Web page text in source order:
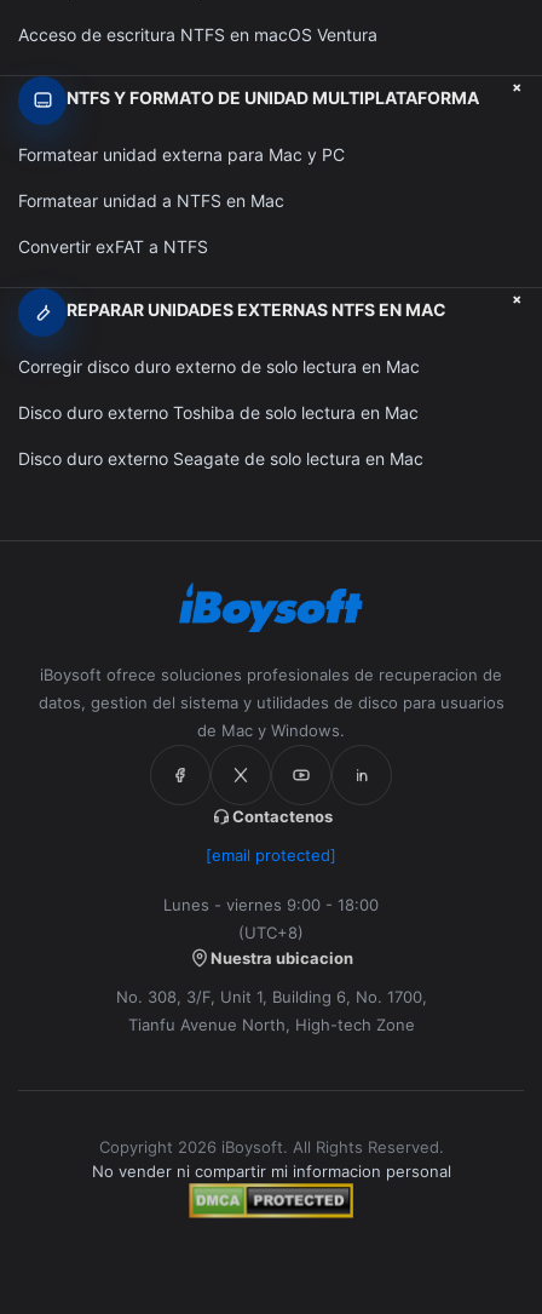
Acceso de escritura NTFS en macOS Ventura
NTFS Y FORMATO DE UNIDAD MULTIPLATAFORMA +
Formatear unidad externa para Mac y PC
Formatear unidad a NTFS en Mac
Convertir exFAT a NTFS
REPARAR UNIDADES EXTERNAS NTFS EN MAC +
Corregir disco duro externo de solo lectura en Mac
Disco duro externo Toshiba de solo lectura en Mac
Disco duro externo Seagate de solo lectura en Mac
iBoysoft ofrece soluciones profesionales de recuperacion de
datos, gestion del sistema y utilidades de disco para usuarios
de Mac y Windows.
Contactenos
[email protected]
Lunes - viernes 9:00 - 18:00
(UTC+8)
Nuestra ubicacion
No. 308, 3/F, Unit 1, Building 6, No. 1700,
Tianfu Avenue North, High-tech Zone
Copyright 2026 iBoysoft. All Rights Reserved.
No vender ni compartir mi informacion personal